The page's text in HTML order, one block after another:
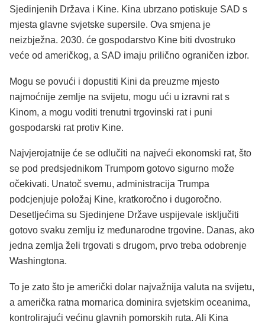
Sjedinjenih Država i Kine. Kina ubrzano potiskuje SAD s
mjesta glavne svjetske supersile. Ova smjena je
neizbježna. 2030. će gospodarstvo Kine biti dvostruko
veće od američkog, a SAD imaju prilično ograničen izbor.
Mogu se povući i dopustiti Kini da preuzme mjesto
najmoćnije zemlje na svijetu, mogu ući u izravni rat s
Kinom, a mogu voditi trenutni trgovinski rat i puni
gospodarski rat protiv Kine.
Najvjerojatnije će se odlučiti na najveći ekonomski rat, što
se pod predsjednikom Trumpom gotovo sigurno može
očekivati. Unatoč svemu, administracija Trumpa
podcjenjuje položaj Kine, kratkoročno i dugoročno.
Desetljećima su Sjedinjene Države uspijevale isključiti
gotovo svaku zemlju iz međunarodne trgovine. Danas, ako
jedna zemlja želi trgovati s drugom, prvo treba odobrenje
Washingtona.
To je zato što je američki dolar najvažnija valuta na svijetu,
a američka ratna mornarica dominira svjetskim oceanima,
kontrolirajući većinu glavnih pomorskih ruta. Ali Kina